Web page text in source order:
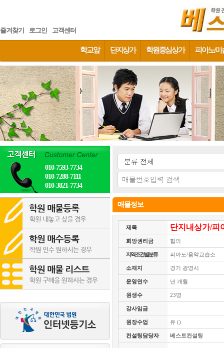
즐겨찾기 로그인 고객센터
학교앞 단지상가 학원중심상가 피아노/미
010-7593-7734
010-7288-7111
010-3821-7734
매물정보
제목 단지내상가/피
희망권리금 협의
지역조건별분류 피아노/음악교습소
소재지 경기 광명시
운영연수 년 개월
원생수 23명
강사임금
원장수업 유 ()
컨설팅담당자 베스트컨설팅